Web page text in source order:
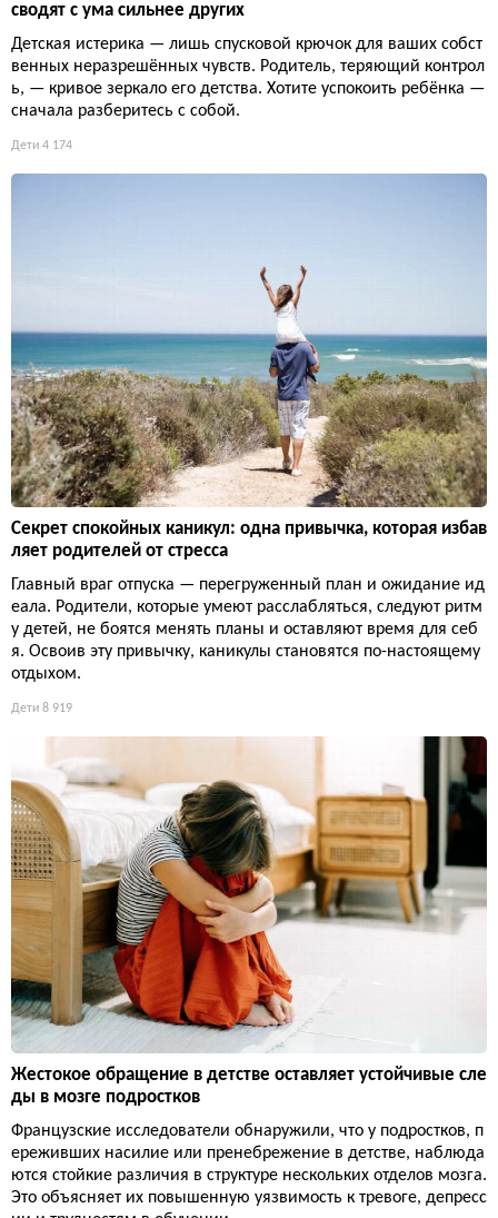
сводят с ума сильнее других
Детская истерика — лишь спусковой крючок для ваших собст
венных неразрешённых чувств. Родитель, теряющий контрол
ь, — кривое зеркало его детства. Хотите успокоить ребёнка —
сначала разберитесь с собой.
Дети 4 174
Секрет спокойных каникул: одна привычка, которая избав
ляет родителей от стресса
Главный враг отпуска — перегруженный план и ожидание ид
еала. Родители, которые умеют расслабляться, следуют ритм
у детей, не боятся менять планы и оставляют время для себ
я. Освоив эту привычку, каникулы становятся по-настоящему
отдыхом.
Дети 8 919
Жестокое обращение в детстве оставляет устойчивые сле
ды в мозге подростков
Французские исследователи обнаружили, что у подростков, п
ереживших насилие или пренебрежение в детстве, наблюда
ются стойкие различия в структуре нескольких отделов мозга.
Это объясняет их повышенную уязвимость к тревоге, депресс